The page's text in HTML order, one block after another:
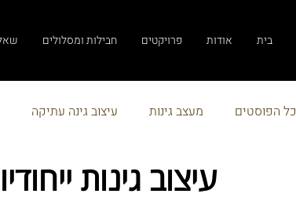
בית אודות פרויקטים חבילות ומסלולים
כל הפוסטים מעצב גינות עיצוב גינה עתיקה
הקשר בין הלקוח לבין מעצב הגינות הקמת גינה עיצוב גינות